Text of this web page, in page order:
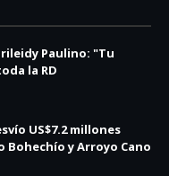
Paulino: "Tu
la RD
US$7.2 millones
y Arroyo Cano